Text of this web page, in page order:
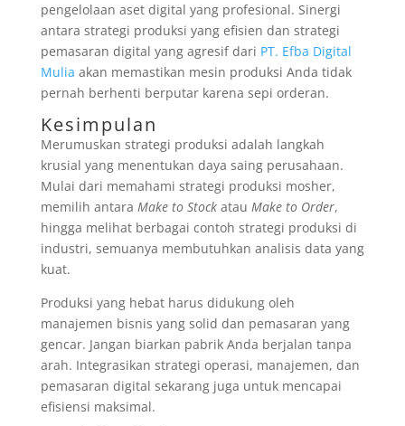
pengelolaan aset digital yang profesional. Sinergi
antara strategi produksi yang efisien dan strategi
pemasaran digital yang agresif dari PT. Efba Digital
Mulia akan memastikan mesin produksi Anda tidak
pernah berhenti berputar karena sepi orderan.
Kesimpulan
Merumuskan strategi produksi adalah langkah
krusial yang menentukan daya saing perusahaan.
Mulai dari memahami strategi produksi mosher,
memilih antara Make to Stockatau Make to Order,
hingga melihat berbagai contoh strategi produksi di
industri, semuanya membutuhkan analisis data yang
kuat.
Produksi yang hebat harus didukung oleh
manajemen bisnis yang solid dan pemasaran yang
gencar. Jangan biarkan pabrik Anda berjalan tanpa
arah. Integrasikan strategi operasi, manajemen, dan
pemasaran digital sekarang juga untuk mencapai
efisiensi maksimal.